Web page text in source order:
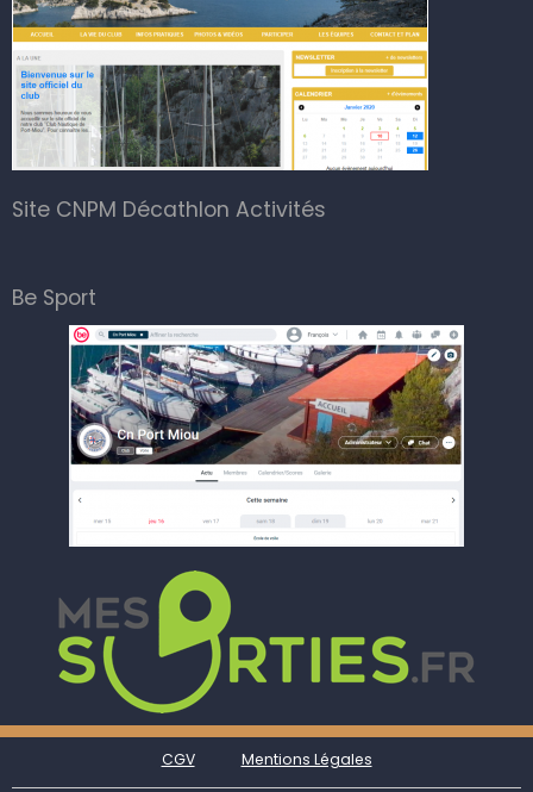
Site CNPM Décathlon Activités
Be Sport
CGV Mentions Légales